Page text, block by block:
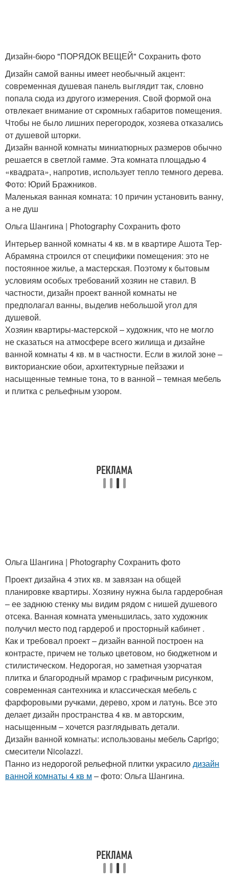
Дизайн-бюро "ПОРЯДОК ВЕЩЕЙ" Сохранить фото
Дизайн самой ванны имеет необычный акцент:
современная душевая панель выглядит так, словно
попала сюда из другого измерения. Свой формой она
отвлекает внимание от скромных габаритов помещения.
Чтобы не было лишних перегородок, хозяева отказались
от душевой шторки.
Дизайн ванной комнаты миниатюрных размеров обычно
решается в светлой гамме. Эта комната площадью 4
«квадрата», напротив, использует тепло темного дерева.
Фото: Юрий Бражников.
Маленькая ванная комната: 10 причин установить ванну,
а не душ
Ольга Шангина | Photography Сохранить фото
Интерьер ванной комнаты 4 кв. м в квартире Ашота Тер-
Абрамяна строился от специфики помещения: это не
постоянное жилье, а мастерская. Поэтому к бытовым
условиям особых требований хозяин не ставил. В
частности, дизайн проект ванной комнаты не
предполагал ванны, выделив небольшой угол для
душевой.
Хозяин квартиры-мастерской – художник, что не могло
не сказаться на атмосфере всего жилища и дизайне
ванной комнаты 4 кв. м в частности. Если в жилой зоне –
викторианские обои, архитектурные пейзажи и
насыщенные темные тона, то в ванной – темная мебель
и плитка с рельефным узором.
Ольга Шангина | Photography Сохранить фото
Проект дизайна 4 этих кв. м завязан на общей
планировке квартиры. Хозяину нужна была гардеробная
– ее заднюю стенку мы видим рядом с нишей душевого
отсека. Ванная комната уменьшилась, зато художник
получил место под гардероб и просторный кабинет .
Как и требовал проект – дизайн ванной построен на
контрасте, причем не только цветовом, но бюджетном и
стилистическом. Недорогая, но заметная узорчатая
плитка и благородный мрамор с графичным рисунком,
современная сантехника и классическая мебель с
фарфоровыми ручками, дерево, хром и латунь. Все это
делает дизайн пространства 4 кв. м авторским,
насыщенным – хочется разглядывать детали.
Дизайн ванной комнаты: использованы мебель Caprigo;
смесители Nicolazzi.
Панно из недорогой рельефной плитки украсилодизайн
ванной комнаты 4 кв м – фото: Ольга Шангина.